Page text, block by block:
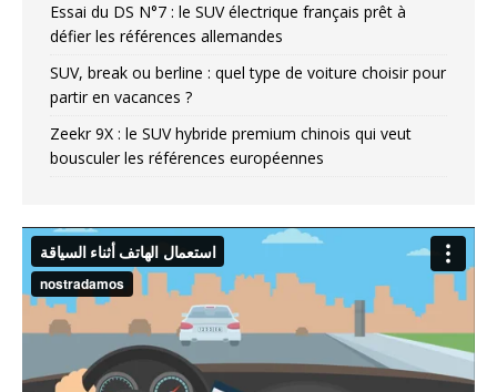
Essai du DS N°7 : le SUV électrique français prêt à
défier les références allemandes
SUV, break ou berline : quel type de voiture choisir pour
partir en vacances ?
Zeekr 9X : le SUV hybride premium chinois qui veut
bousculer les références européennes
Video
Player